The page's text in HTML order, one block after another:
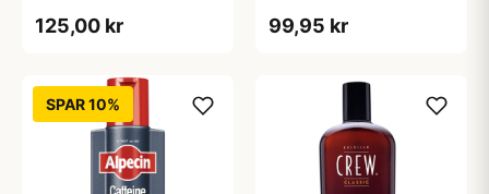
125,00 kr 99,95 kr
SPAR 10%